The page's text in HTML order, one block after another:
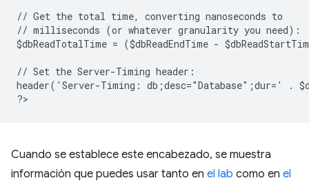
// Get the total time, converting nanoseconds to
// milliseconds (or whatever granularity you need):
$dbReadTotalTime = ($dbReadEndTime -
// Set the Server-Timing header:
header('Server-Timing: db;desc="Database";dur=' .
?
Cuando se establece este encabezado, se muestra
información que puedes usar tanto en el lab como en el